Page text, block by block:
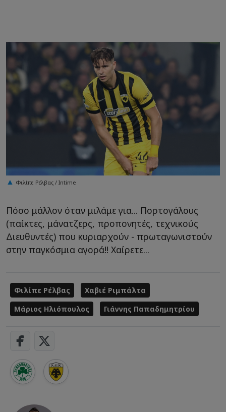
Φιλίπε Ρέλβας / Intime
Πόσο μάλλον όταν μιλάμε για... Πορτογάλους
(παίκτες, μάνατζερς, προπονητές, τεχνικούς
Διευθυντές) που κυριαρχούν - πρωταγωνιστούν
στην παγκόσμια αγορά!! Χαίρετε...
Φιλίπε Ρέλβας
Χαβιέ Ριμπάλτα
Μάριος Ηλιόπουλος
Γιάννης Παπαδημητρίου